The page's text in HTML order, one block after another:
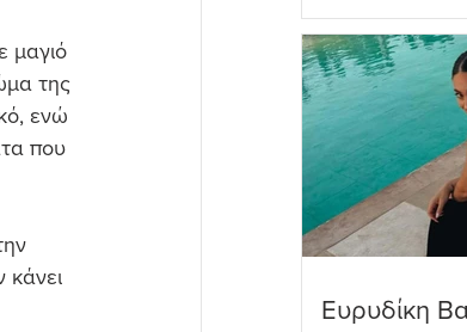
μαγιό
της
ενώ
που
κάνει
Πανορμίτη
Ευρυδίκη